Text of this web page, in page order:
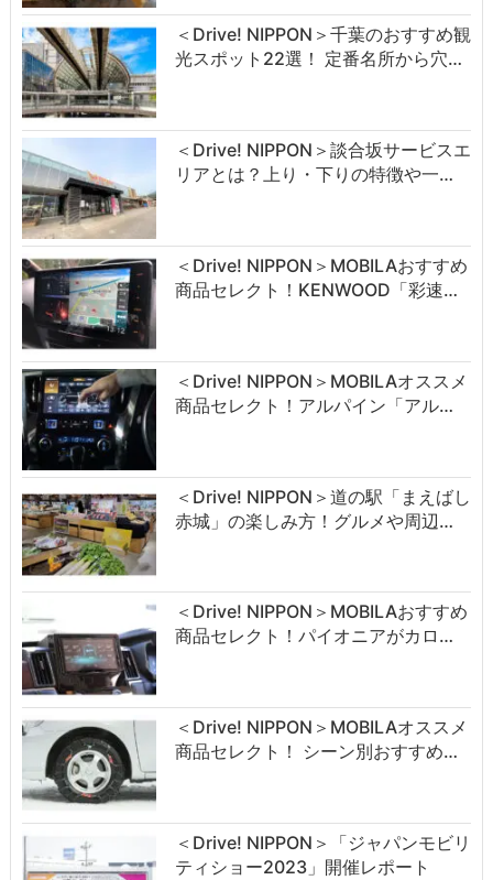
＜Drive! NIPPON＞千葉のおすすめ観
光スポット22選！ 定番名所から穴…
＜Drive! NIPPON＞談合坂サービスエ
リアとは？上り・下りの特徴や一…
＜Drive! NIPPON＞MOBILAおすすめ
商品セレクト！KENWOOD「彩速…
＜Drive! NIPPON＞MOBILAオススメ
商品セレクト！アルパイン「アル…
＜Drive! NIPPON＞道の駅「まえばし
赤城」の楽しみ方！グルメや周辺…
＜Drive! NIPPON＞MOBILAおすすめ
商品セレクト！パイオニアがカロ…
＜Drive! NIPPON＞MOBILAオススメ
商品セレクト！ シーン別おすすめ…
＜Drive! NIPPON＞「ジャパンモビリ
ティショー2023」開催レポート